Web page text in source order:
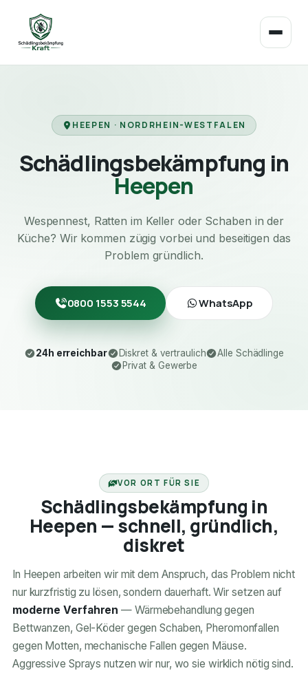
HEEPEN · NORDRHEIN-WESTFALEN
Schädlingsbekämpfung in
Heepen
Wespennest, Ratten im Keller oder Schaben in der
Küche? Wir kommen zügig vorbei und beseitigen das
Problem gründlich.
0800 1553 5544 WhatsApp
24h erreichbar Diskret & vertraulich
Alle Schädlinge
Privat & Gewerbe
VOR ORT FÜR SIE
Schädlingsbekämpfung in
Heepen — schnell, gründlich,
diskret
In Heepen arbeiten wir mit dem Anspruch, das Problem nicht
nur kurzfristig zu lösen, sondern dauerhaft. Wir setzen auf
moderne Verfahren — Wärmebehandlung gegen
Bettwanzen, Gel-Köder gegen Schaben, Pheromonfallen
gegen Motten, mechanische Fallen gegen Mäuse.
Aggressive Sprays nutzen wir nur, wo sie wirklich nötig sind.